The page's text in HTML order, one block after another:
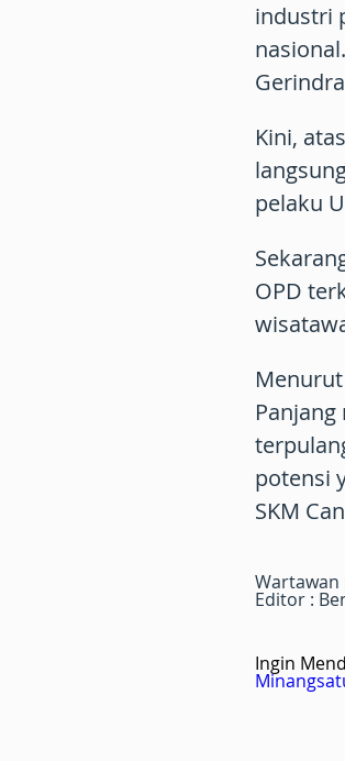
industri
Kini,
pelaku
OPD
potensi
SKM
Wartawan
Editor :
Ingin